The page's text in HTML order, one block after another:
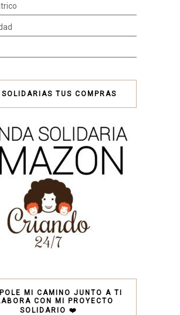
TUS COMPRAS
MI CAMINO JUNTO A TI
CON MI PROYECTO
SOLIDARIO ❤️